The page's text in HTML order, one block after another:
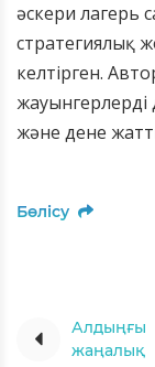
әскери лагерь
стратегиялық
келтірген.
және дене
Бөлісу
Алдыңғы
жаңалық